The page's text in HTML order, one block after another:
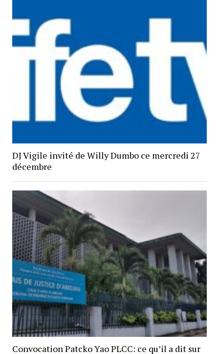
DJ Vigile invité de Willy Dumbo ce mercredi 27
décembre
Convocation Patcko Yao PLCC: ce qu’il a dit sur